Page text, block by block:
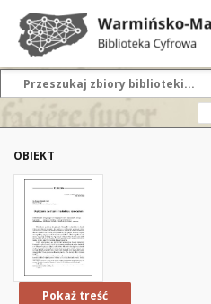
OBIEKT
Pokaż treść